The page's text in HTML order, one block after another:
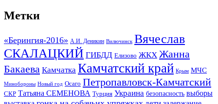
Метки
«Берингия-2016» А.И. Деникин Вилючинск Вячеслав
СКАЛАЦКИЙ ГИБДД Елизово ЖКХ Жанна
Бакаева Камчатка Камчатский край Крым МЧС
Минобороны Новый год Осаго Петропавловск-Камчатский
СКР Татьяна СЕМЕНОВА Турция Украина безопасность выборы